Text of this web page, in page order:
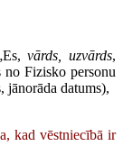
vārds, uzvārds,
no Fizisko personu
jānorāda datums),
kad vēstniecībā ir